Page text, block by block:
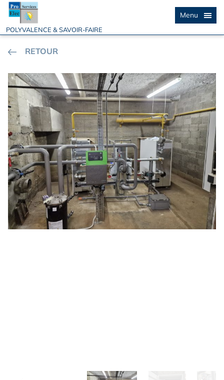
POLYVALENCE & SAVOIR-FAIRE
Menu
RETOUR